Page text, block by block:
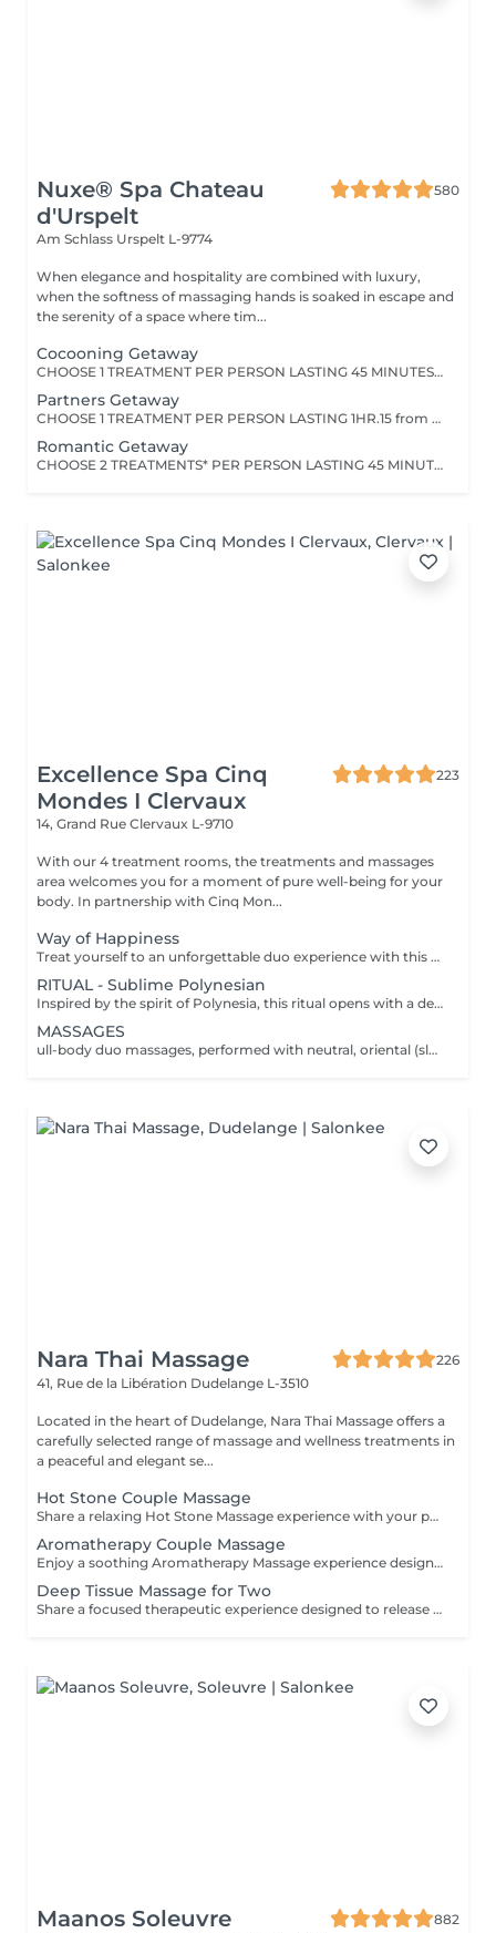
Nuxe® Spa Chateau
d'Urspelt
580
Am Schlass Urspelt L-9774
When elegance and hospitality are combined with luxury,
when the softness of massaging hands is soaked in escape and
the serenity of a space where tim...
Cocooning Getaway
CHOOSE 1 TREATMENT PER PERSON LASTING 45 MINUTES from the range of Nuxe Massages, Face Treatments or Body Treatments.
Partners Getaway
CHOOSE 1 TREATMENT PER PERSON LASTING 1HR.15 from the range of Nuxe Massages, Face Treatments or Body Treatments+ 1 TREATMENT PER PERSON LASTING 15 MINUTESfrom Foot Relaxation Massage, Back Massage or Head Massage.
Romantic Getaway
CHOOSE 2 TREATMENTS* PER PERSON LASTING 45 MINUTES EACH from the range of Nuxe Massages, Face Treatments or Body Treatments+ 1 TREATMENT PER PERSON LASTING 15 MINUTES from Foot Relaxation Massage, Back Massage or Head Massage
Excellence Spa Cinq
Mondes I Clervaux
223
14, Grand Rue Clervaux L-9710
With our 4 treatment rooms, the treatments and massages
area welcomes you for a moment of pure well-being for your
body. In partnership with Cinq Mon...
Way of Happiness
Treat yourself to an unforgettable duo experience with this rituel, where the Cinq Mondes signature transports you to a world of absolute wellbeing through four exceptional treatments, designed to revive the senses and strengthen bonds,for moments of shared complicity and relaxation. *Purifying scrub with Beldi black soap *Purifying and detoxifying wrap with ''Crème de Rassoul'' *Relaxing traditional Oriental massage *Lifting and plumping ''Ko Bi Do'' facial massage The treatment duration (190 min) includes preparation time, the integrated relaxation time within our treatments (10 min), as well as the time required to rinse/remove the product in the shower. All our rituals are accompanied by tea with its delicacies.
RITUAL - Sublime Polynesian
Inspired by the spirit of Polynesia, this ritual opens with a delicately scented sugar scrub infused with Tahitian Monoï. It continues with a rhythmic, enveloping massage performed generously forearm movements, stimulating energy points and offering deep relaxation and a feeling of total serenity. The treatment duration (90 min) includes preparation time, the integrated relaxation time within our treatments (10 min), as well as the time required to rinse/remove the product in the shower (10 min). All our rituals are accompanied by tea with its delicacies.
MASSAGES
ull-body duo massages, performed with neutral, oriental (slow, deep movements for a moment of pure well-being) or Polynesian oil (rhythmic and enveloping with fluid forearm movements), invite you on a journey of softness and harmony. or A facial massage that gently stimulates energy points and releases tension in the neck, or a personalized body massage targeting the areas of your choice, for deep and tailored relaxation. The treatment duration (30 min; 40 min; 60 min; 70 min or 90 min) includes preparation time as well as the integrated relaxation time within our treatments (10 min).
Nara Thai Massage
226
41, Rue de la Libération Dudelange L-3510
Located in the heart of Dudelange, Nara Thai Massage offers a
carefully selected range of massage and wellness treatments in
a peaceful and elegant se...
Hot Stone Couple Massage
Share a relaxing Hot Stone Massage experience with your partner, friend, or loved one. Smooth heated stones and warm oils help ease muscular tension while creating a calming and memorable wellness experience.
Aromatherapy Couple Massage
Enjoy a soothing Aromatherapy Massage experience designed for two. Carefully selected aromatic oils are combined with gentle, flowing massage techniques to create a deeply calming and enjoyable treatment. The natural fragrances help create a peaceful atmosphere, while the massage promotes relaxation and comfort. An ideal choice for couples, friends, or family members wishing to share a moment of tranquillity and well-being.
Deep Tissue Massage for Two
Share a focused therapeutic experience designed to release deep-seated tension and restore freedom of movement. Using slow, targeted pressure, this treatment works into deeper muscle layers and connective tissue, making it ideal for persistent tightness, physical strain, and active lifestyles.
Maanos Soleuvre
882